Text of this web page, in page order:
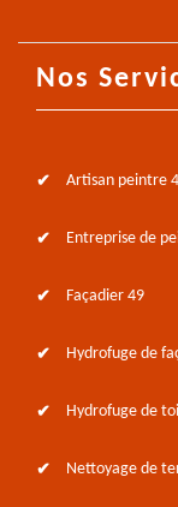
Nos
Artisan peintre
Entreprise de
Façadier 49
Hydrofuge de
Hydrofuge de
Nettoyage de